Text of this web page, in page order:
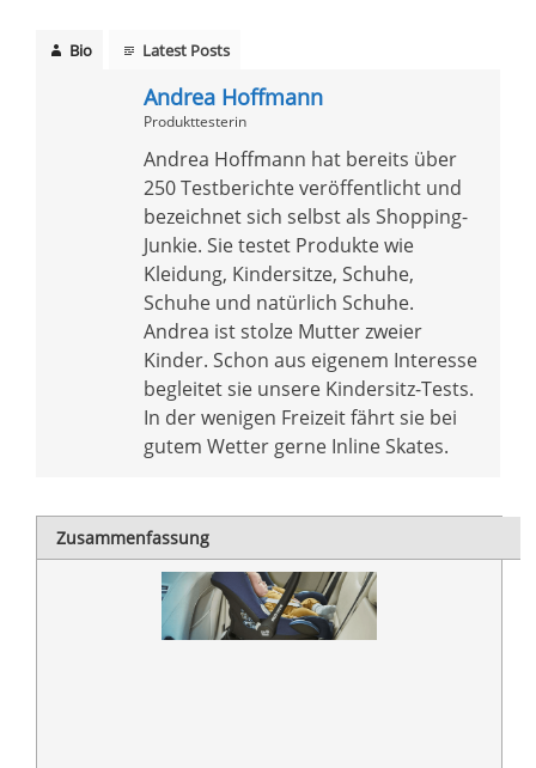
Bio Latest Posts
Andrea Hoffmann
Produkttesterin
Andrea Hoffmann hat bereits über
250 Testberichte veröffentlicht und
bezeichnet sich selbst als Shopping-
Junkie. Sie testet Produkte wie
Kleidung, Kindersitze, Schuhe,
Schuhe und natürlich Schuhe.
Andrea ist stolze Mutter zweier
Kinder. Schon aus eigenem Interesse
begleitet sie unsere Kindersitz-Tests.
In der wenigen Freizeit fährt sie bei
gutem Wetter gerne Inline Skates.
Zusammenfassung